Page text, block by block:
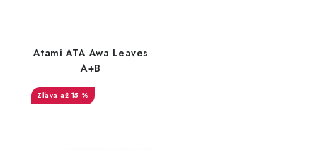
Atami ATA Awa Leaves
A+B
až 15 %